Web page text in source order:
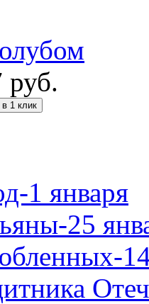
руб.
в 1 клик
1 января
25